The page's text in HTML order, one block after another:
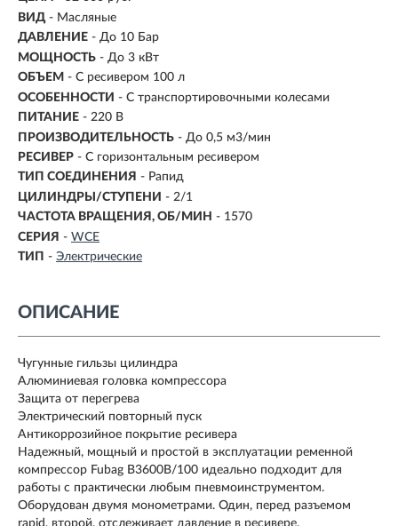
ВИД - Масляные
ДАВЛЕНИЕ - До 10 Бар
МОЩНОСТЬ - До 3 кВт
ОБЪЕМ - С ресивером 100 л
ОСОБЕННОСТИ - С транспортировочными колесами
ПИТАНИЕ - 220 В
ПРОИЗВОДИТЕЛЬНОСТЬ - До 0,5 м3/мин
РЕСИВЕР - С горизонтальным ресивером
ТИП СОЕДИНЕНИЯ - Рапид
ЦИЛИНДРЫ/СТУПЕНИ - 2/1
ЧАСТОТА ВРАЩЕНИЯ, ОБ/МИН - 1570
СЕРИЯ - WCE
ТИП - Электрические
ОПИСАНИЕ
Чугунные гильзы цилиндра
Алюминиевая головка компрессора
Защита от перегрева
Электрический повторный пуск
Антикоррозийное покрытие ресивера
Надежный, мощный и простой в эксплуатации ременной
компрессор Fubag B3600B/100 идеально подходит для
работы с практически любым пневмоинструментом.
Оборудован двумя монометрами. Один, перед разъемом
rapid, второй, отслеживает давление в ресивере.